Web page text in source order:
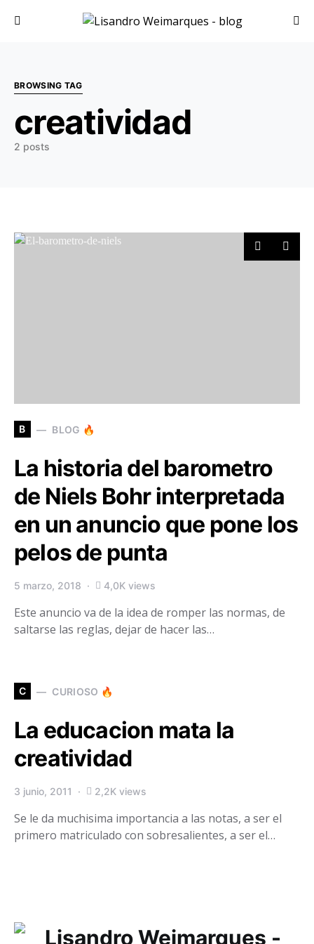
Search for:
BROWSING TAG
creatividad
2 posts
B BLOG 🔥
La historia del barometro
de Niels Bohr interpretada
en un anuncio que pone los
pelos de punta
5 marzo, 2018 4,0K views
Este anuncio va de la idea de romper las normas, de
saltarse las reglas, dejar de hacer las…
C CURIOSO 🔥
La educacion mata la
creatividad
3 junio, 2011 2,2K views
Se le da muchisima importancia a las notas, a ser el
primero matriculado con sobresalientes, a ser el…